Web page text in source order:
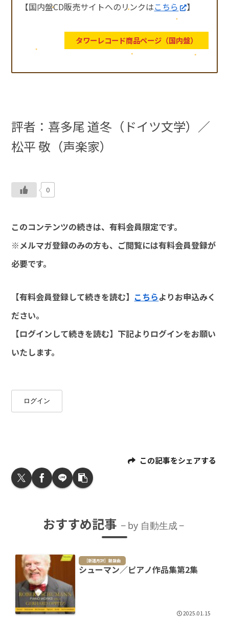
【国内盤CD販売サイトへのリンクはこちら 】
タワーレコード商品ページ（国内盤）
評者：喜多尾 道冬（ドイツ文学） ／
松平 敬（声楽家）
0
このコンテンツの続きは、有料会員限定です。
※メルマガ登録のみの方も、ご閲覧には有料会員登録が
必要です。
【有料会員登録して続きを読む】 こちらよりお申込みく
ださい。
【ログインして続きを読む】下記よりログインをお願い
いたします。
ログイン
この記事をシェアする
おすすめ記事 by 自動生成
［新譜月評］鍵盤曲
シューマン／ピアノ作品集第2集
2025.01.15